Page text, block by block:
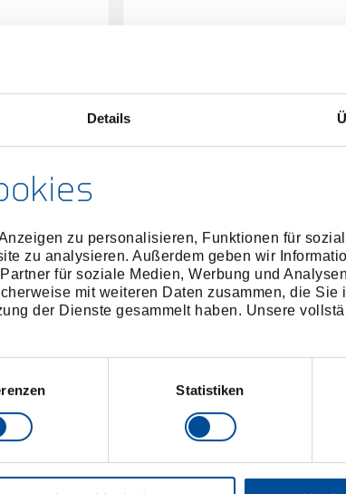
Details
zu personalisieren, Funktionen für
zu analysieren. Außerdem geben wir
für soziale Medien, Werbung und
mit weiteren Daten zusammen, die Sie
der Dienste gesammelt haben. Unsere
Statistiken
Motor-Durchdrehvorrichtung
Zahnrädern